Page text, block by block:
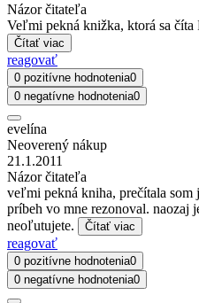
Názor čitateľa
Veľmi pekná knižka, ktorá sa
Čítať viac
reagovať
0 pozitívne hodnotenia0
0 negatívne hodnotenia0
evelína
Neoverený nákup
21.1.2011
Názor čitateľa
veľmi pekná kniha, prečítala som
príbeh vo mne rezonoval. naozaj
neoľutujete.
Čítať viac
reagovať
0 pozitívne hodnotenia0
0 negatívne hodnotenia0